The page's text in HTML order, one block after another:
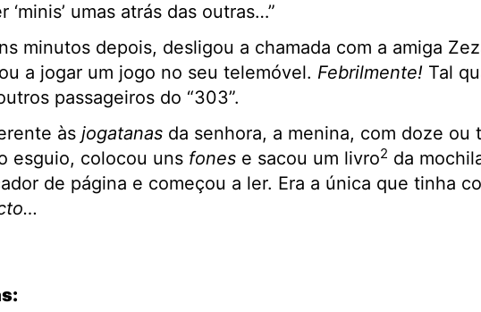
‘minis’ umas atrás das outras…”
minutos depois, desligou a chamada com a amiga
a jogar um jogo no seu telemóvel. Febrilmente!Tal
passageiros do “303”.
às jogatanasda senhora, a menina, com doze ou
esguio, colocou uns fonese sacou um livro2 da
de página e começou a ler. Era a única que tinha